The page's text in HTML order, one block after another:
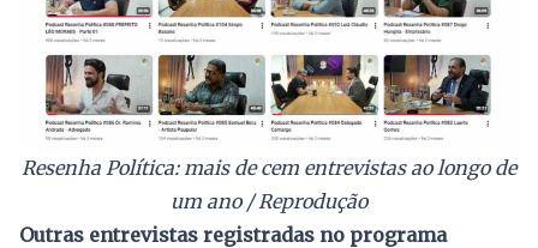
Resenha Política: mais de cem entrevistas ao longo de
um ano / Reprodução
Outras entrevistas registradas no programa